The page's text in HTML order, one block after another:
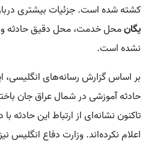
کشته شده است. جزئیات بیشتری
یگانمحل خدمت، محل دقیق حادثه و
نشده است.
بر اساس گزارش رسانه‌های انگلیسی،
حادثه آموزشی در شمال عراق جان
تاکنون نشانه‌ای از ارتباط این حادثه
اعلام نکرده‌اند. وزارت دفاع انگلیس